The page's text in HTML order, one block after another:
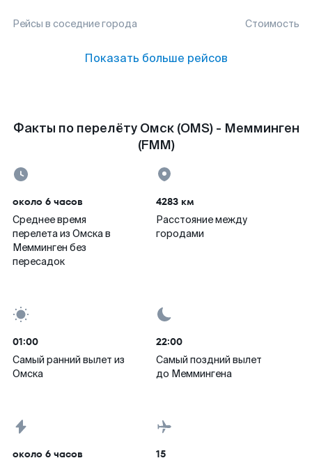
Рейсы в соседние города Стоимость
Показать больше рейсов
Факты по перелёту Омск (OMS) - Мемминген
(FMM)
около 6 часов
Среднее время
перелета из Омска в
Мемминген без
пересадок
4283 км
Расстояние между
городами
01:00
Самый ранний вылет из
Омска
22:00
Самый поздний вылет
до Меммингена
около 6 часов 15